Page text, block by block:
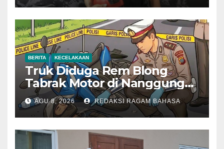
BERITA KECELAKAAN
Truk Diduga Rem Blong
Tabrak Motor di Nanggung
Bogor, Dua Orang Tewas
AGU 8, 2026 REDAKSI RAGAM BAHASA